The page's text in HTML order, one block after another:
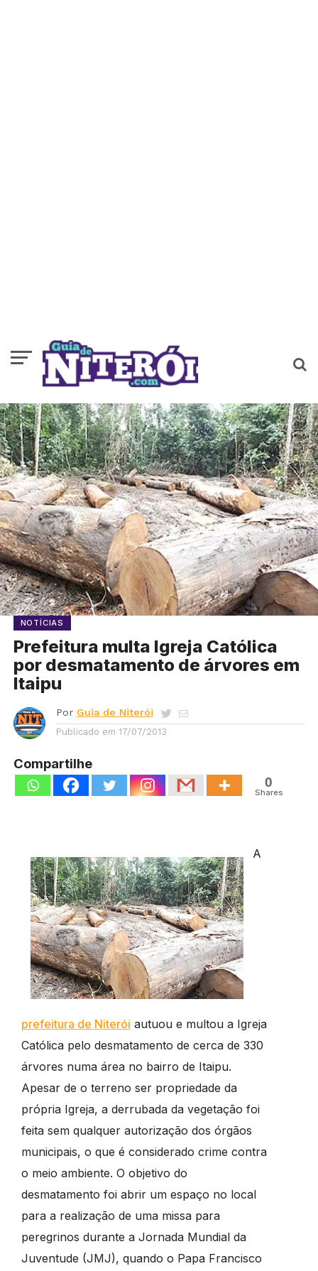
NOTÍCIAS
Prefeitura multa Igreja Católica
por desmatamento de árvores em
Itaipu
Por Guia de Niterói
Publicado em 17/07/2013
Compartilhe
0
Shares
A
prefeitura de Niterói autuou e multou a Igreja
Católica pelo desmatamento de cerca de 330
árvores numa área no bairro de Itaipu.
Apesar de o terreno ser propriedade da
própria Igreja, a derrubada da vegetação foi
feita sem qualquer autorização dos órgãos
municipais, o que é considerado crime contra
o meio ambiente. O objetivo do
desmatamento foi abrir um espaço no local
para a realização de uma missa para
peregrinos durante a Jornada Mundial da
Juventude (JMJ), quando o Papa Francisco